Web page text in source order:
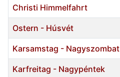
Christi Himmelfahrt
Ostern - Húsvét
Karsamstag - Nagyszombat
Karfreitag - Nagypéntek